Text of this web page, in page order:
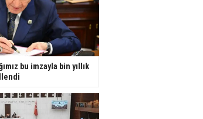
bu imzayla bin yıllık